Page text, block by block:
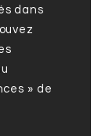
dans
» de